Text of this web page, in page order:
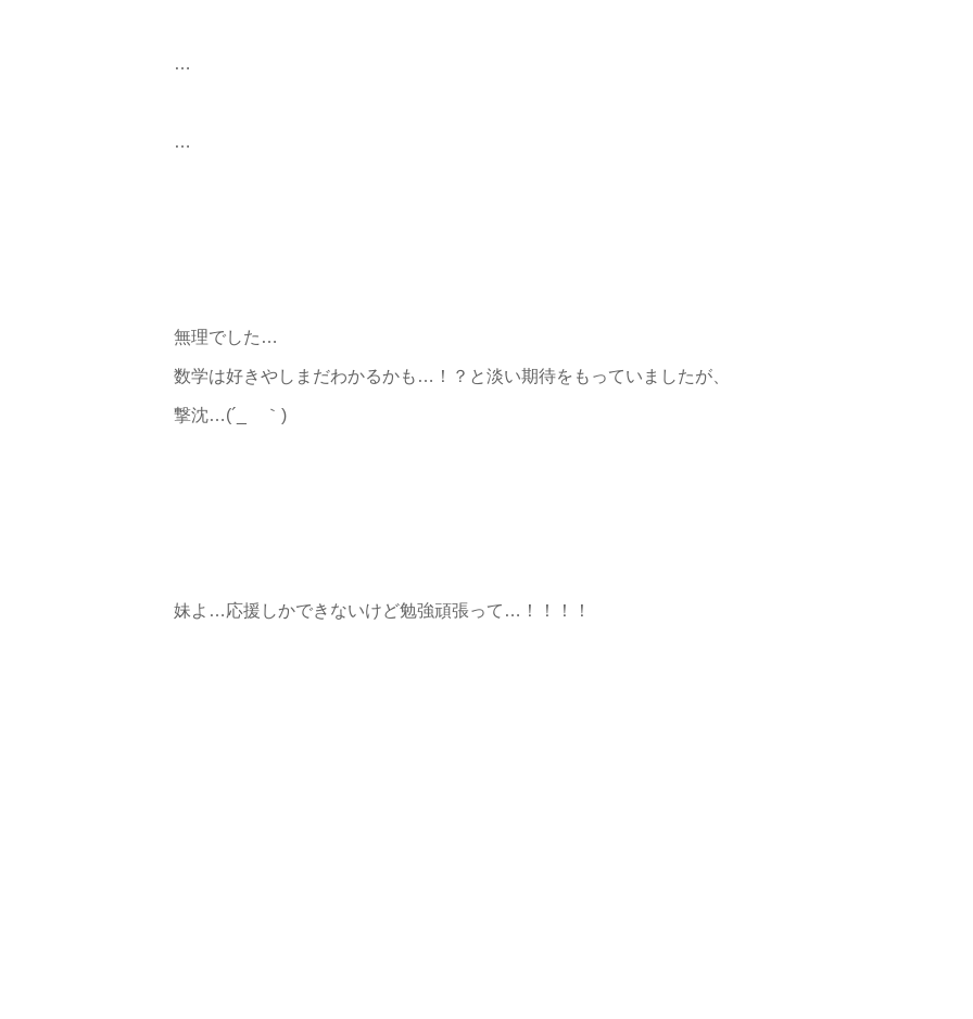
…
…
無理でした…
数学は好きやしまだわかるかも…！？と淡い期待をもっていましたが、
撃沈…(´_ゝ｀)
妹よ…応援しかできないけど勉強頑張って…！！！！